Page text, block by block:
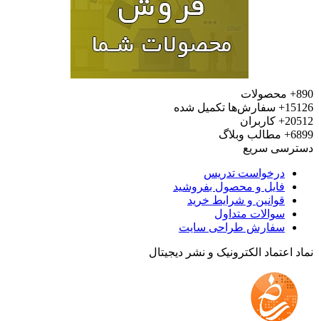
محصولات
سفارش‌ها تکمیل شده
کاربران
مطالب وبلاگ
سریع
درخواست تدریس
فایل و محصول بفروشید
قوانین و شرایط خرید
سوالات متداول
سفارش طراحی سایت
اعتماد الکترونیک و نشر دیجیتال